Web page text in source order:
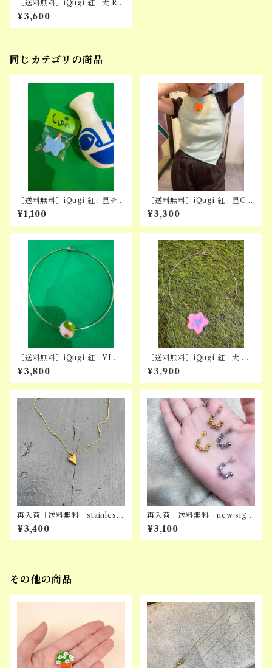
［送料無料］iQugi 紅 : 犬 RI
NG
¥3,600
同じカテゴリの商品
［送料無料］iQugi 紅 : 星チ
ャーム単品(※カスタム専用)
¥1,100
［送料無料］iQugi 紅 : 星CH
ARM CHOKER
¥3,300
［送料無料］iQugi 紅 : YINY
ANG CHOKER (PNK×GR
N)
¥3,800
［送料無料］iQugi 紅 : 犬 C
HOKER
¥3,900
再入荷［送料無料］stainless
heart snake necklace
¥3,400
再入荷［送料無料］new sign
piercing
¥3,100
その他の商品